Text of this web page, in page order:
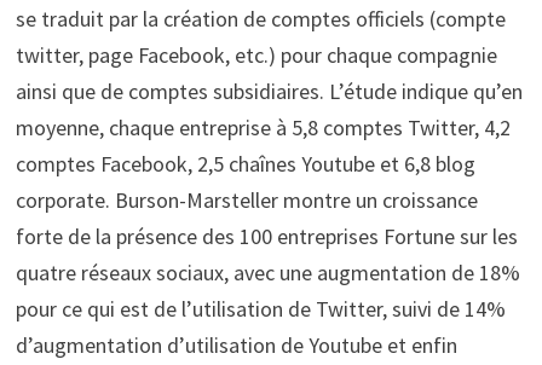
se traduit par la création de comptes officiels (compte
twitter, page Facebook, etc.) pour chaque compagnie
ainsi que de comptes subsidiaires. L’étude indique qu’en
moyenne, chaque entreprise à 5,8 comptes Twitter, 4,2
comptes Facebook, 2,5 chaînes Youtube et 6,8 blog
corporate. Burson-Marsteller montre un croissance
forte de la présence des 100 entreprises Fortune sur les
quatre réseaux sociaux, avec une augmentation de 18%
pour ce qui est de l’utilisation de Twitter, suivi de 14%
d’augmentation d’utilisation de Youtube et enfin